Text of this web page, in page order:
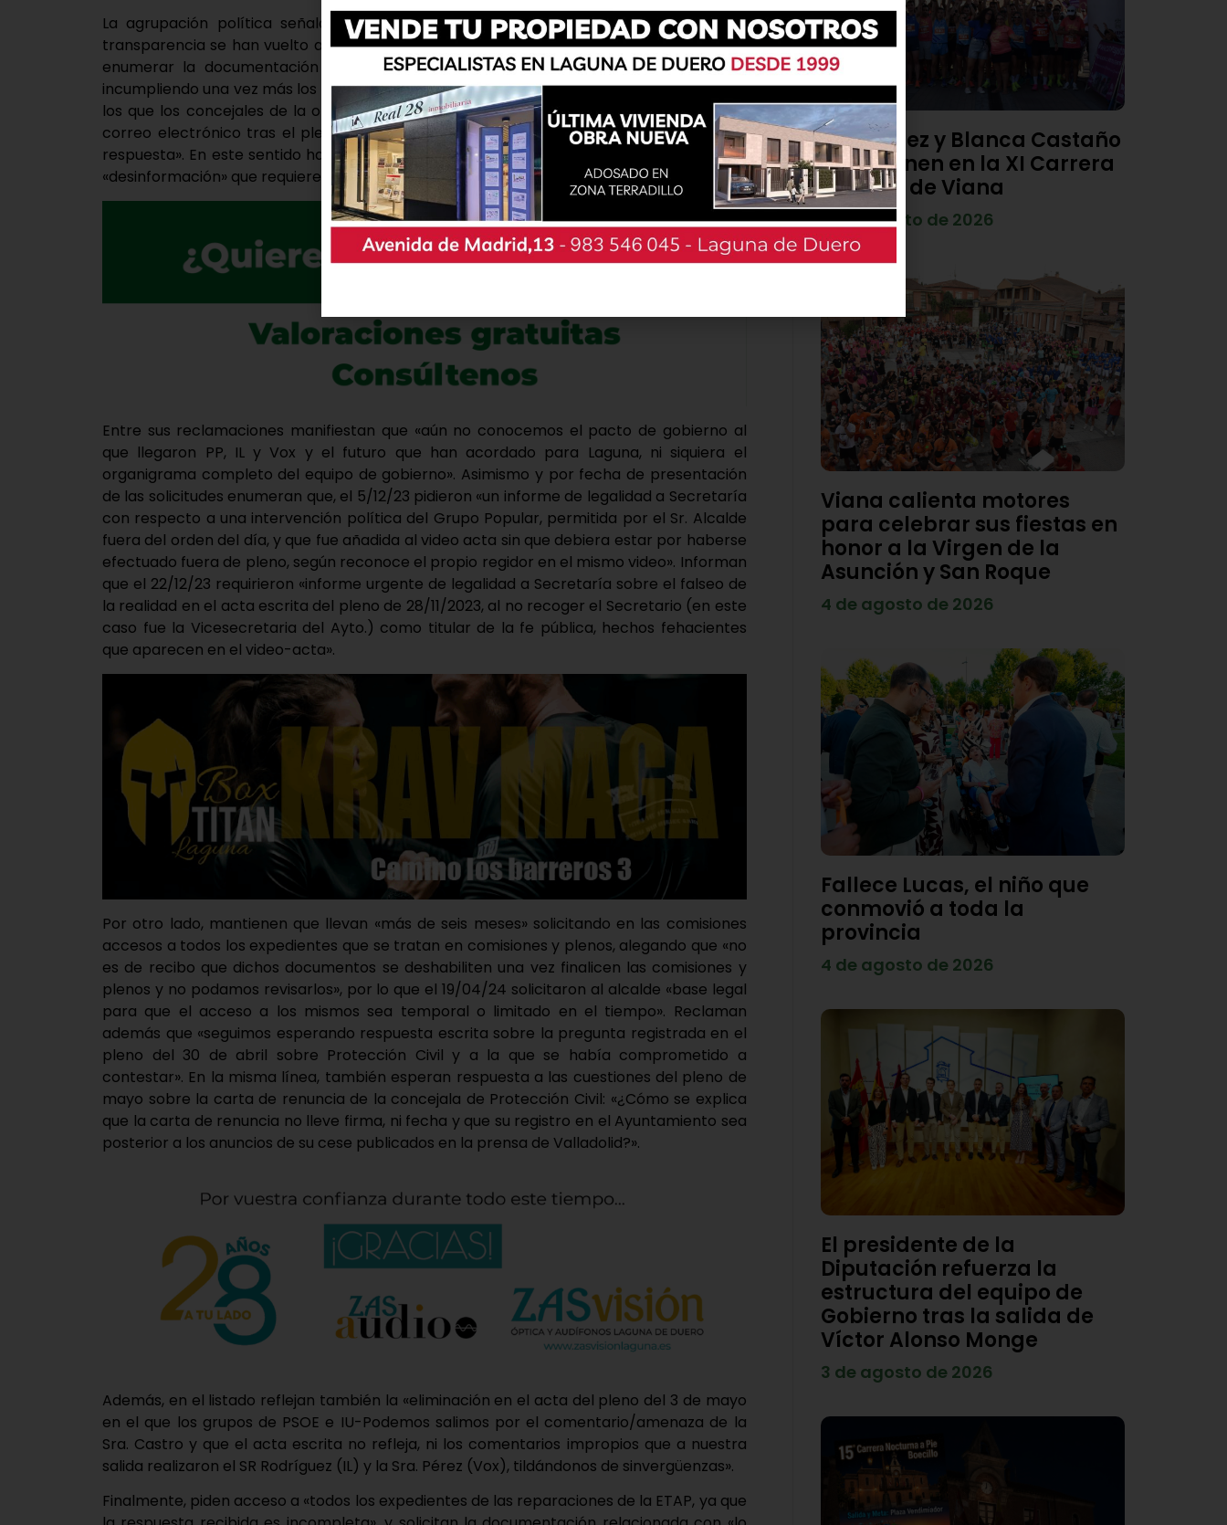
La agrupación política señalan en un comunicado que «la arrogancia y la falta de
transparencia se han vuelto a demostrar en el pleno de junio, donde no se nos permitió
enumerar la documentación que tenemos pendiente de recibir desde hace meses,
incumpliendo una vez más los reglamentos municipales y los derechos a la información a
los que los concejales de la oposición tenemos derecho». Al parecer, han enviado «por
correo electrónico tras el pleno de mayo» un listado con dichas peticiones «sin recibir
respuesta». En este sentido han tomado la decisión de hacer pública esa correlación de
«desinformación» que requieren.
Entre sus reclamaciones manifiestan que «aún no conocemos el pacto de gobierno al
que llegaron PP, IL y Vox y el futuro que han acordado para Laguna, ni siquiera el
organigrama completo del equipo de gobierno». Asimismo y por fecha de presentación
de las solicitudes enumeran que, el 5/12/23 pidieron «un informe de legalidad a Secretaría
con respecto a una intervención política del Grupo Popular, permitida por el Sr. Alcalde
fuera del orden del día, y que fue añadida al video acta sin que debiera estar por haberse
efectuado fuera de pleno, según reconoce el propio regidor en el mismo video». Informan
que el 22/12/23 requirieron «informe urgente de legalidad a Secretaría sobre el falseo de
la realidad en el acta escrita del pleno de 28/11/2023, al no recoger el Secretario (en este
caso fue la Vicesecretaria del Ayto.) como titular de la fe pública, hechos fehacientes
que aparecen en el video-acta».
Por otro lado, mantienen que llevan «más de seis meses» solicitando en las comisiones
accesos a todos los expedientes que se tratan en comisiones y plenos, alegando que «no
es de recibo que dichos documentos se deshabiliten una vez finalicen las comisiones y
plenos y no podamos revisarlos», por lo que el 19/04/24 solicitaron al alcalde «base legal
para que el acceso a los mismos sea temporal o limitado en el tiempo». Reclaman
además que «seguimos esperando respuesta escrita sobre la pregunta registrada en el
pleno del 30 de abril sobre Protección Civil y a la que se había comprometido a
contestar». En la misma línea, también esperan respuesta a las cuestiones del pleno de
mayo sobre la carta de renuncia de la concejala de Protección Civil: «¿Cómo se explica
que la carta de renuncia no lleve firma, ni fecha y que su registro en el Ayuntamiento sea
posterior a los anuncios de su cese publicados en la prensa de Valladolid?».
Además, en el listado reflejan también la «eliminación en el acta del pleno del 3 de mayo
en el que los grupos de PSOE e IU-Podemos salimos por el comentario/amenaza de la
Sra. Castro y que el acta escrita no refleja, ni los comentarios impropios que a nuestra
salida realizaron el SR Rodríguez (IL) y la Sra. Pérez (Vox), tildándonos de sinvergüenzas».
Finalmente, piden acceso a «todos los expedientes de las reparaciones de la ETAP, ya que
Diego Díez y Blanca Castaño
se imponen en la XI Carrera
Popular de Viana
4 de agosto de 2026
Viana calienta motores
para celebrar sus fiestas en
honor a la Virgen de la
Asunción y San Roque
4 de agosto de 2026
Fallece Lucas, el niño que
conmovió a toda la
provincia
4 de agosto de 2026
El presidente de la
Diputación refuerza la
estructura del equipo de
Gobierno tras la salida de
Víctor Alonso Monge
3 de agosto de 2026